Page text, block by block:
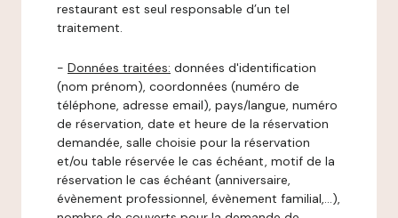
restaurant est seul responsable d’un tel
traitement.
- Données traitées: données d'identification
(nom prénom), coordonnées (numéro de
téléphone, adresse email), pays/langue, numéro
de réservation, date et heure de la réservation
demandée, salle choisie pour la réservation
et/ou table réservée le cas échéant, motif de la
réservation le cas échéant (anniversaire,
évènement professionnel, évènement familial,…),